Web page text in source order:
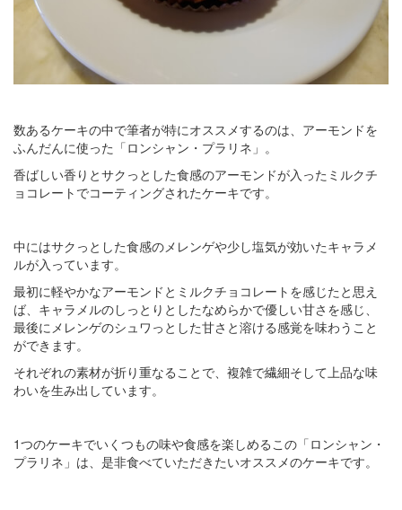
数あるケーキの中で筆者が特にオススメするのは、アーモンドを
ふんだんに使った「ロンシャン・プラリネ」。
香ばしい香りとサクっとした食感のアーモンドが入ったミルクチ
ョコレートでコーティングされたケーキです。
中にはサクっとした食感のメレンゲや少し塩気が効いたキャラメ
ルが入っています。
最初に軽やかなアーモンドとミルクチョコレートを感じたと思え
ば、キャラメルのしっとりとしたなめらかで優しい甘さを感じ、
最後にメレンゲのシュワっとした甘さと溶ける感覚を味わうこと
ができます。
それぞれの素材が折り重なることで、複雑で繊細そして上品な味
わいを生み出しています。
1つのケーキでいくつもの味や食感を楽しめるこの「ロンシャン・
プラリネ」は、是非食べていただきたいオススメのケーキです。